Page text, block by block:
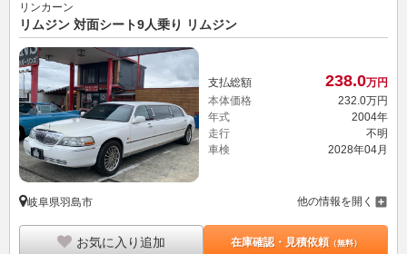
リンカーン
リムジン 対面シート9人乗り リムジン
支払総額 238.0万円
本体価格
232.0万円
年式
2004年
走行
不明
車検
2028年04月
岐阜県羽島市 他の情報を開く
お気に入り追加 在庫確認・見積依頼（無料）